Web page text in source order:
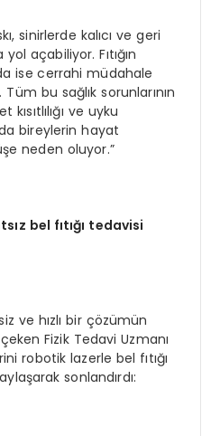
sinirlerde kalıcı ve geri
açabiliyor. Fıtığın
ise cerrahi müdahale
bu sağlık sorunlarının
kısıtlılığı ve uyku
bireylerin hayat
neden oluyor.”
bel fıtığı tedavisi
ve hızlı bir çözümün
Fizik Tedavi Uzmanı
robotik lazerle bel fıtığı
sonlandırdı: